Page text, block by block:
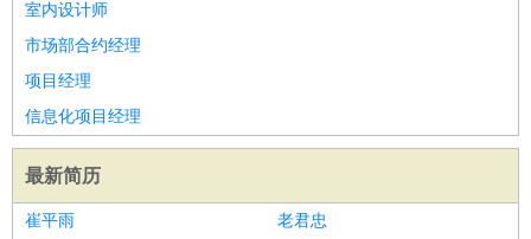
室内设计师
市场部合约经理
项目经理
信息化项目经理
最新简历
崔平雨
老君忠